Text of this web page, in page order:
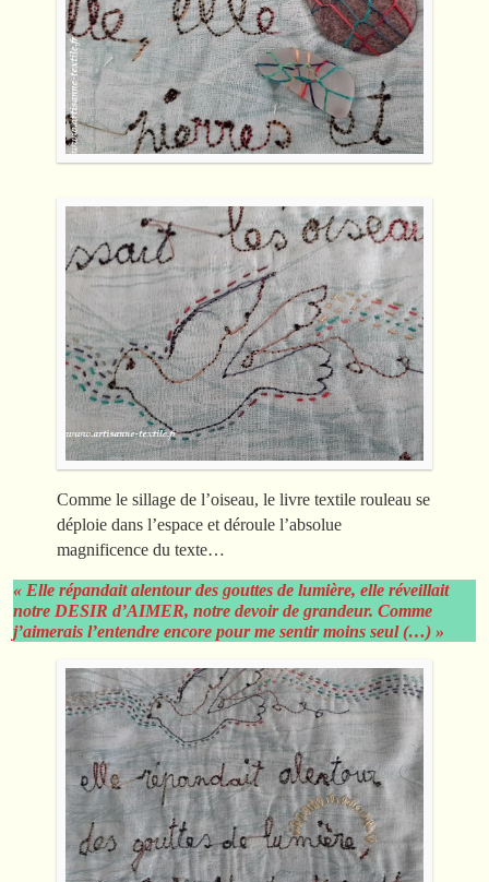
Comme le sillage de l’oiseau, le livre textile rouleau se
déploie dans l’espace et déroule l’absolue
magnificence du texte…
« Elle répandait alentour des gouttes de lumière, elle réveillait
notre DESIR d’AIMER, notre devoir de grandeur. Comme
j’aimerais l’entendre encore pour me sentir moins seul (…) »